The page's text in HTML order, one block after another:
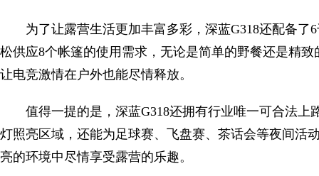
为了让露营生活更加丰富多彩，深蓝G318还配备
松供应8个帐篷的使用需求，无论是简单的野餐还是精
让电竞激情在户外也能尽情释放。
值得一提的是，深蓝G318还拥有行业唯一可合法上
灯照亮区域，还能为足球赛、飞盘赛、茶话会等夜间活
亮的环境中尽情享受露营的乐趣。